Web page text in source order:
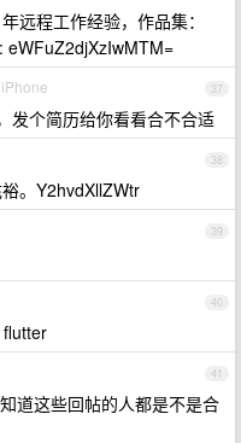
远程工作经验，作品集：
eWFuZ2djXzIwMTM=
37
发个简历给你看看合不合适
38
。Y2hvdXllZWtr
39
40
41
道这些回帖的人都是不是合